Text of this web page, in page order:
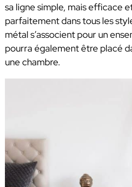
sa ligne simple, mais efficace
parfaitement dans tous les
métal s’associent pour un
pourra également être placé
une chambre.